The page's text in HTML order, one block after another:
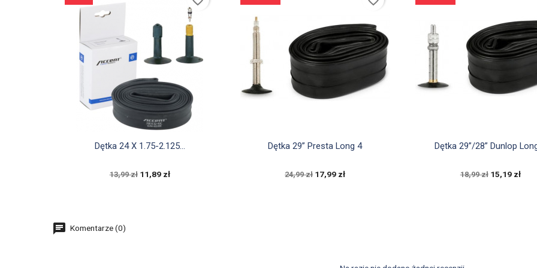
 Szybki podgląd
Dętka 24 X 1.75-2.125...
13,99 zł 11,89 zł
 Szybki podgląd
Dętka 29” Presta Long 4
24,99 zł 17,99 zł
Szybki podgląd
Dętka 29”/28” Dunlop
18,99 zł 15,19 zł
Komentarze (0)